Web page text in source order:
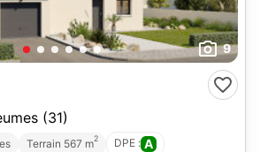
9
(31)
Terrain 567 m2 DPE : A